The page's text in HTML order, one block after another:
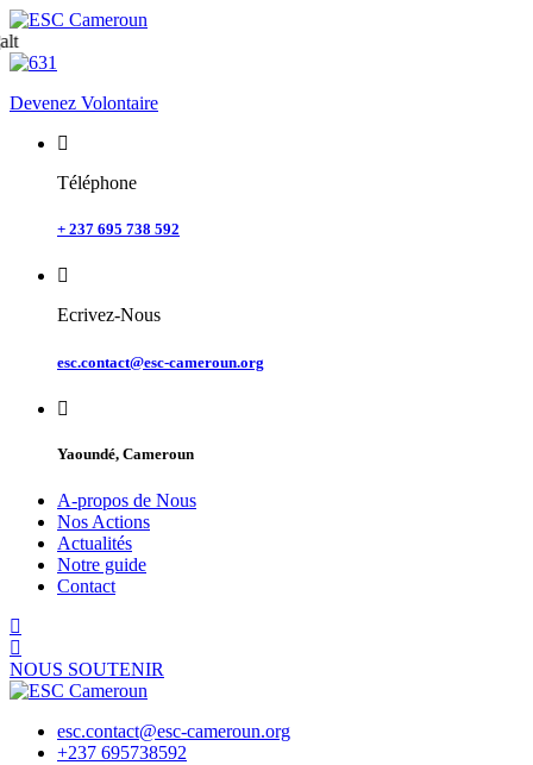
Skip
to
content
Devenez Volontaire
Téléphone
+ 237 695 738 592
Ecrivez-Nous
esc.contact@esc-cameroun.org
Yaoundé, Cameroun
A-propos de Nous
Nos Actions
Actualités
Notre guide
Contact
NOUS SOUTENIR
esc.contact@esc-cameroun.org
+237 695738592